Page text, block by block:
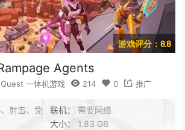
游戏评分：8.8
Agents
Quest 一体机游戏 214 0 推广
射击、免
联机： 需要网络
大小： 1.83 GB